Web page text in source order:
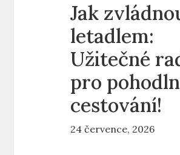
Jak
letadlem:
Užitečné
pro
cestování!
24 července, 2026